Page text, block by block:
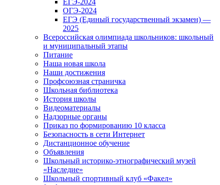
ЕГЭ-2024
ОГЭ-2024
ЕГЭ (Единый государственный экзамен) —
2025
Всероссийская олимпиада школьников: школьный
и муниципальный этапы
Питание
Наша новая школа
Наши достижения
Профсоюзная страничка
Школьная библиотека
История школы
Видеоматериалы
Надзорные органы
Приказ по формированию 10 класса
Безопасность в сети Интернет
Дистанционное обучение
Объявления
Школьный историко-этнографический музей
«Наследие»
Школьный спортивный клуб «Факел»